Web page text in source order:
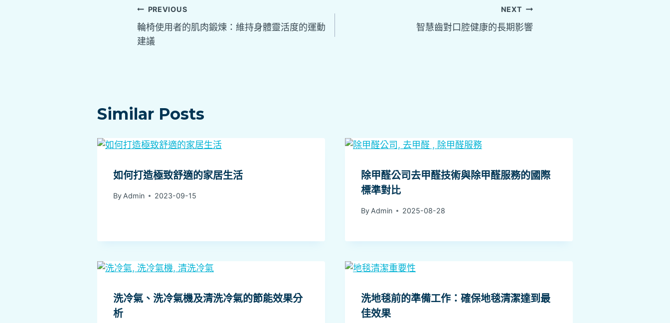
PREVIOUS
輪椅使用者的肌肉鍛煉：維持身體靈活度的運動
建議
NEXT
智慧齒對口腔健康的長期影響
Similar Posts
如何打造極致舒適的家居生活
By Admin 2023-09-15
除甲醛公司去甲醛技術與除甲醛服務的國際
標準對比
By Admin 2025-08-28
洗冷氣、洗冷氣機及清洗冷氣的節能效果分
析
洗地毯前的準備工作：確保地毯清潔達到最
佳效果